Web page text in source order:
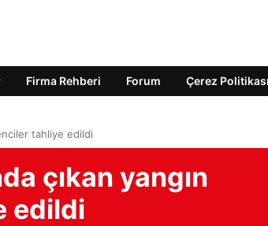
Firma Rehberi Forum Çerez Politikası
tahliye edildi
çıkan yangın
edildi